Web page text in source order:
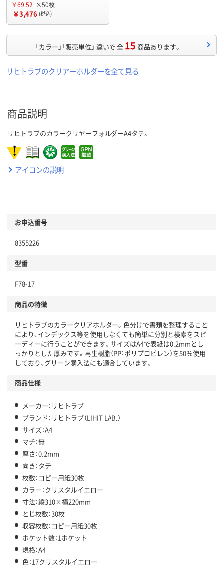
￥69.52 ×50枚
￥3,476 (税込)
「カラー」「販売単位」 違いで 全 15 商品あります。
リヒトラブのクリアーホルダーを全て見る
商品説明
リヒトラブのカラークリヤーフォルダーA4タテ。
アイコンの説明
お申込番号
8355226
型番
F78-17
商品の特徴
リヒトラブのカラークリアホルダー。色分けで書類を整理すること
により、インデックス等を使用しなくても簡単に分別と検索をスピ
ーディーに行うことができます。サイズはA4で表紙は0.2mmとし
っかりとした厚みです。再生樹脂（PP：ポリプロピレン）を50％使用
しており、グリーン購入法にも適合しています。
商品仕様
メーカー：リヒトラブ
ブランド：リヒトラブ（LIHIT LAB.）
サイズ：A4
マチ：無
厚さ：0.2mm
向き：タテ
枚数：コピー用紙30枚
カラー：クリスタルイエロー
寸法：縦310×横220mm
とじ枚数：30枚
収容枚数：コピー用紙30枚
ポケット数：1ポケット
規格：A4
色：17クリスタルイエロー